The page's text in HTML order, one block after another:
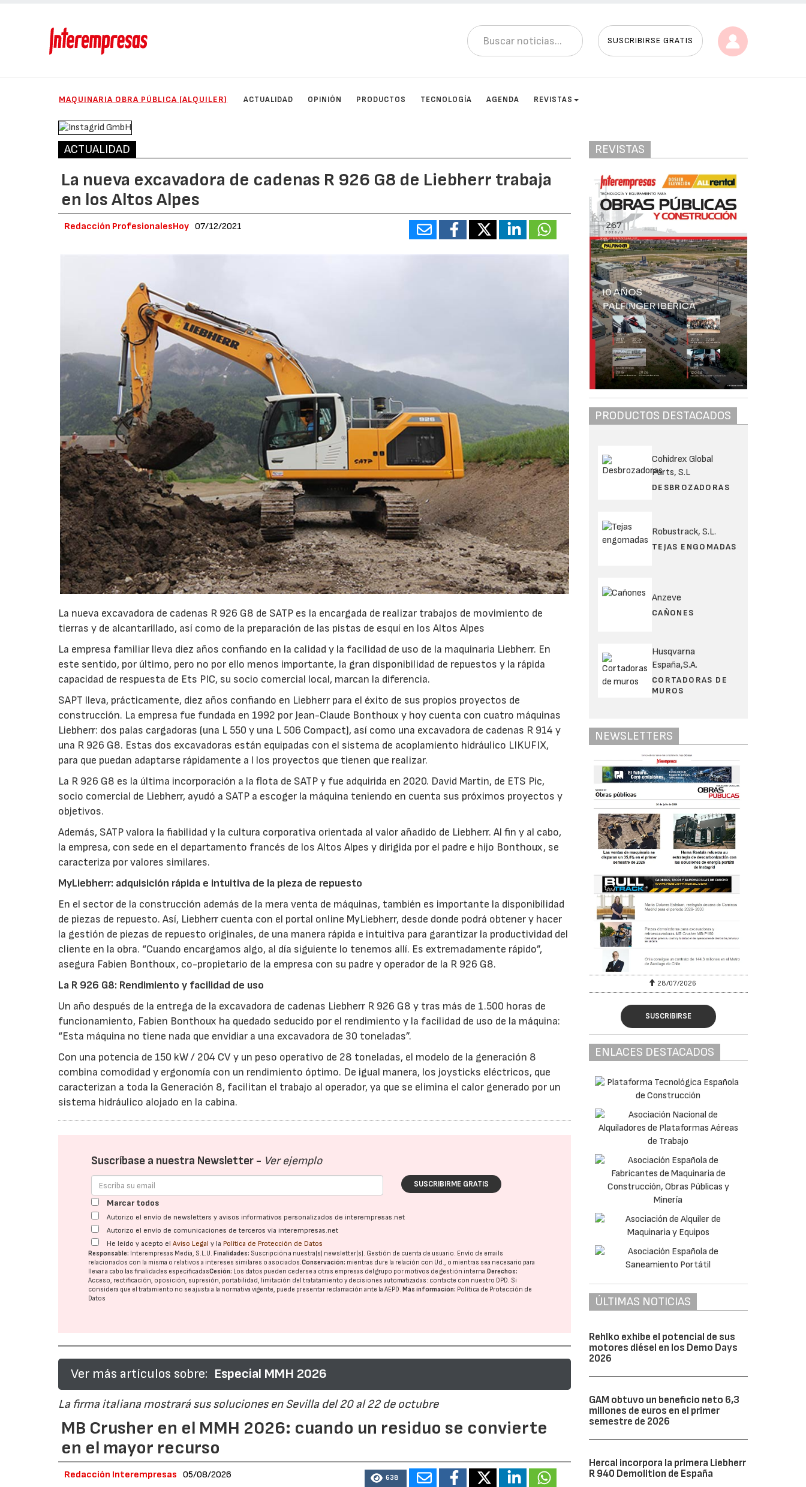
SUSCRIBIRSE GRATIS
MAQUINARIA OBRA PÚBLICA (ALQUILER) ACTUALIDAD OPINIÓN PRODUCTOS TECNOLOGÍA AGENDA REVISTAS
ACTUALIDAD
La nueva excavadora de cadenas R 926 G8 de Liebherr trabaja
en los Altos Alpes
Redacción ProfesionalesHoy 07/12/2021
La nueva excavadora de cadenas R 926 G8 de SATP es la encargada de realizar trabajos de movimiento de
tierras y de alcantarillado, así como de la preparación de las pistas de esquí en los Altos Alpes
La empresa familiar lleva diez años confiando en la calidad y la facilidad de uso de la maquinaria Liebherr. En
este sentido, por último, pero no por ello menos importante, la gran disponibilidad de repuestos y la rápida
capacidad de respuesta de Ets PIC, su socio comercial local, marcan la diferencia.
SAPT lleva, prácticamente, diez años confiando en Liebherr para el éxito de sus propios proyectos de
construcción. La empresa fue fundada en 1992 por Jean-Claude Bonthoux y hoy cuenta con cuatro máquinas
Liebherr: dos palas cargadoras (una L 550 y una L 506 Compact), así como una excavadora de cadenas R 914 y
una R 926 G8. Estas dos excavadoras están equipadas con el sistema de acoplamiento hidráulico LIKUFIX,
para que puedan adaptarse rápidamente a l los proyectos que tienen que realizar.
La R 926 G8 es la última incorporación a la flota de SATP y fue adquirida en 2020. David Martin, de ETS Pic,
socio comercial de Liebherr, ayudó a SATP a escoger la máquina teniendo en cuenta sus próximos proyectos y
objetivos.
Además, SATP valora la fiabilidad y la cultura corporativa orientada al valor añadido de Liebherr. Al fin y al cabo,
la empresa, con sede en el departamento francés de los Altos Alpes y dirigida por el padre e hijo Bonthoux, se
caracteriza por valores similares.
MyLiebherr: adquisición rápida e intuitiva de la pieza de repuesto
En el sector de la construcción además de la mera venta de máquinas, también es importante la disponibilidad
de piezas de repuesto. Así, Liebherr cuenta con el portal online MyLiebherr, desde donde podrá obtener y hacer
la gestión de piezas de repuesto originales, de una manera rápida e intuitiva para garantizar la productividad del
cliente en la obra. “Cuando encargamos algo, al día siguiente lo tenemos allí. Es extremadamente rápido”,
asegura Fabien Bonthoux, co-propietario de la empresa con su padre y operador de la R 926 G8.
La R 926 G8: Rendimiento y facilidad de uso
Un año después de la entrega de la excavadora de cadenas Liebherr R 926 G8 y tras más de 1.500 horas de
funcionamiento, Fabien Bonthoux ha quedado seducido por el rendimiento y la facilidad de uso de la máquina:
“Esta máquina no tiene nada que envidiar a una excavadora de 30 toneladas”.
Con una potencia de 150 kW / 204 CV y un peso operativo de 28 toneladas, el modelo de la generación 8
combina comodidad y ergonomía con un rendimiento óptimo. De igual manera, los joysticks eléctricos, que
caracterizan a toda la Generación 8, facilitan el trabajo al operador, ya que se elimina el calor generado por un
sistema hidráulico alojado en la cabina.
Suscríbase a nuestra Newsletter - Ver ejemplo
SUSCRIBIRME GRATIS
Marcar todos
Autorizo el envío de newsletters y avisos informativos personalizados de interempresas.net
Autorizo el envío de comunicaciones de terceros vía interempresas.net
He leído y acepto elAviso Legal y la Política de Protección de Datos
Responsable: Interempresas Media, S.L.U. Finalidades: Suscripción a nuestra(s) newsletter(s). Gestión de cuenta de usuario. Envío de emails
relacionados con la misma o relativos a intereses similares o asociados.Conservación: mientras dure la relación con Ud., o mientras sea necesario para
llevar a cabo las finalidades especificadasCesión: Los datos pueden cederse a otras empresas del grupo por motivos de gestión interna. Derechos:
Acceso, rectificación, oposición, supresión, portabilidad, limitación del tratatamiento y decisiones automatizadas: contacte con nuestro DPD. Si
considera que el tratamiento no se ajusta a la normativa vigente, puede presentar reclamación ante laAEPD. Más información: Política de Protección de
Datos
Ver más artículos sobre: Especial MMH 2026
La firma italiana mostrará sus soluciones en Sevilla del 20 al 22 de octubre
MB Crusher en el MMH 2026: cuando un residuo se convierte
en el mayor recurso
Redacción Interempresas 05/08/2026 638
REVISTAS
PRODUCTOS DESTACADOS
Cohidrex Global
Parts, S.L
DESBROZADORAS
Robustrack, S.L.
TEJAS ENGOMADAS
Anzeve
CAÑONES
Husqvarna
España,S.A.
CORTADORAS DE
MUROS
NEWSLETTERS
28/07/2026
SUSCRIBIRSE
ENLACES DESTACADOS
ÚLTIMAS NOTICIAS
Rehlko exhibe el potencial de sus
motores diésel en los Demo Days
2026
GAM obtuvo un beneficio neto 6,3
millones de euros en el primer
semestre de 2026
Hercal incorpora la primera Liebherr
R 940 Demolition de España